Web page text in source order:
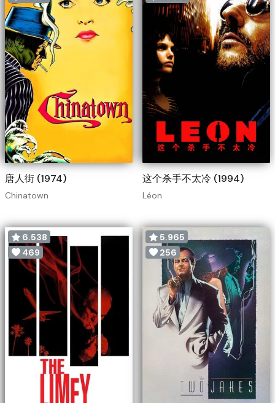
唐人街 (1974)
Chinatown
这个杀手不太冷 (1994)
Léon
6.538
469
5.965
256